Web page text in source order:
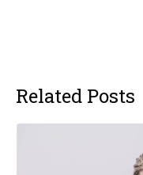
Related Posts